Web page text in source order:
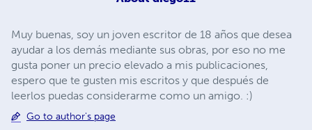
Muy buenas, soy un joven escritor de 18 años que desea
ayudar a los demás mediante sus obras, por eso no me
gusta poner un precio elevado a mis publicaciones,
espero que te gusten mis escritos y que después de
leerlos puedas considerarme como un amigo. :)
Go to author's page